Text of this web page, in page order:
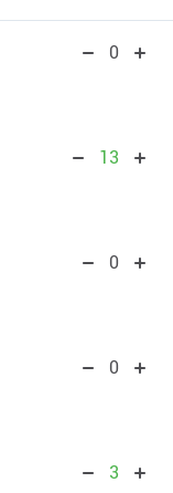
0
13
0
0
3